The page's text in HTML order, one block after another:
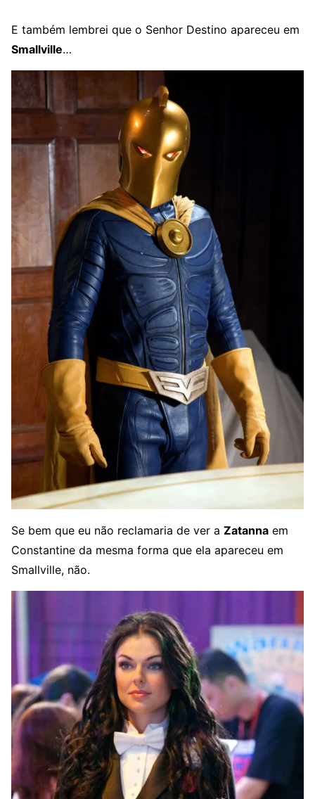
E também lembrei que o Senhor Destino apareceu em
Smallville…
Se bem que eu não reclamaria de ver a Zatanna em
Constantine da mesma forma que ela apareceu em
Smallville, não.